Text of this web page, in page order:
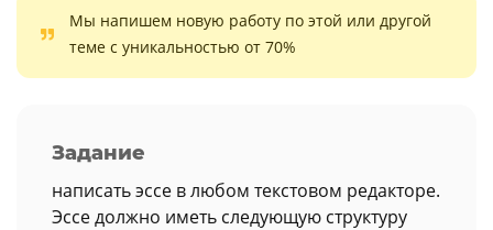
Мы напишем новую работу по этой или другой
теме с уникальностью от 70%
Задание
написать эссе в любом текстовом редакторе.
Эссе должно иметь следующую структуру